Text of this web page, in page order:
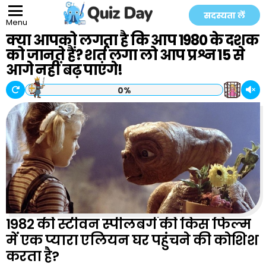
Menu
सदस्यता लें
क्या आपको लगता है कि आप 1980 के दशक
को जानते हैं? शर्त लगा लो आप प्रश्न 15 से
आगे नहीं बढ़ पाएंगे!
0%
1982 की स्टीवन स्पीलबर्ग की किस फिल्म
में एक प्यारा एलियन घर पहुंचने की कोशिश
करता है?